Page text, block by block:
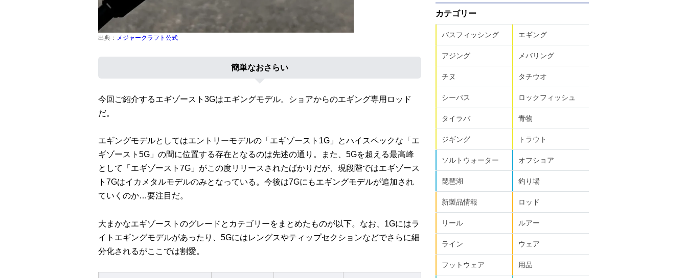
出典： メジャークラフト公式
簡単なおさらい
今回ご紹介するエギゾースト3Gはエギングモデル。ショアからのエギング専用ロッド
だ。
エギングモデルとしてはエントリーモデルの「エギゾースト1G」とハイスペックな「エ
ギゾースト5G」の間に位置する存在となるのは先述の通り。また、5Gを超える最高峰
として「エギゾースト7G」がこの度リリースされたばかりだが、現段階ではエギゾース
ト7Gはイカメタルモデルのみとなっている。今後は7Gにもエギングモデルが追加され
ていくのか…要注目だ。
大まかなエギゾーストのグレードとカテゴリーをまとめたものが以下。なお、1Gにはラ
イトエギングモデルがあったり、5Gにはレングスやティップセクションなどでさらに細
分化されるがここでは割愛。
カテゴリー
バスフィッシング エギング
アジング メバリング
チヌ タチウオ
シーバス ロックフィッシュ
タイラバ 青物
ジギング トラウト
ソルトウォーター オフショア
琵琶湖 釣り場
新製品情報 ロッド
リール ルアー
ライン ウェア
フットウェア 用品